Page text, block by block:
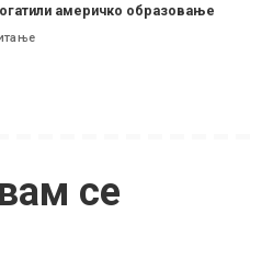
америчко образовање
се